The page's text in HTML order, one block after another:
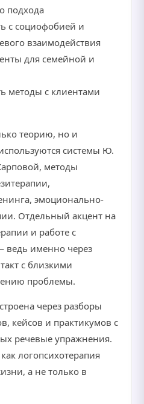
подхода
с социофобией и
взаимодействия
для семейной и
методы с клиентами
теорию, но и
системы Ю.
методы
эмоционально-
Отдельный акцент на
и работе с
ведь именно через
с близкими
проблемы.
через разборы
кейсов и практикумов с
речевые упражнения.
логопсихотерапия
а не только в